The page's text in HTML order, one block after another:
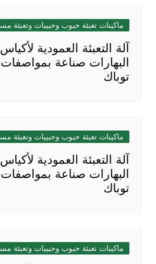
ماكينات تعبئة حبوب وحبيبات وتعبئة
آلة التعبئة العمودية
البهارات صناعة
توباك
ماكينات تعبئة حبوب وحبيبات وتعبئة
آلة التعبئة العمودية
البهارات صناعة
توباك
ماكينات تعبئة حبوب وحبيبات وتعبئة